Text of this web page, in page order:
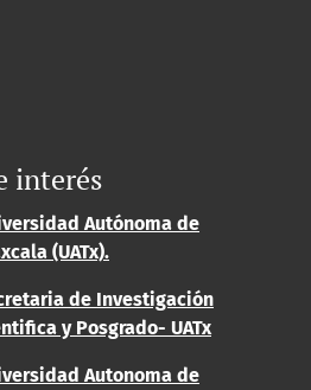
interés
Autónoma de
(UATx).
de Investigación
y Posgrado- UATx
Autonoma de